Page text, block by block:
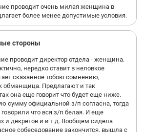
проводит очень милая женщина в
более менее допустимые условия.
стороны
проводит директор отдела - женщина.
нередко ставит в неловкое
сказанное тобою сомнению,
обманщица. Предлагают и так
она еще говорит что будет еще ниже.
сумму официальной з/п согласна, тогда
говорили что вся з/п белая. И еще
и декретов и и т.д. Вообщем сидела
собеседование закончится, вышла с